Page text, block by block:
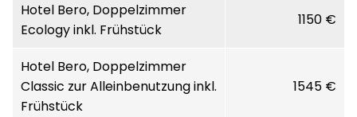
Ausstattung:
Rezeption, Bar „Whisky Lounge“, Lift,
Wellnessbereich mit Schwimbad, Saunen und
Fitnessbereich, Sonnen-
terrasse, Parkplatz (gg. Gebühr) und gratis
Hotel Bero, Doppelzimmer
Ecology inkl. Frühstück
1150 €
Hotel Bero, Doppelzimmer
Classic zur Alleinbenutzung inkl.
Frühstück
1545 €